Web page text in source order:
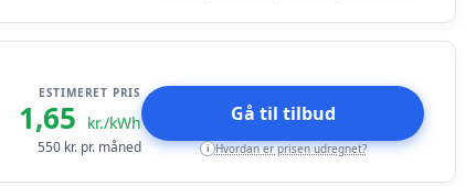
ESTIMERET PRIS
1,65 kr./kWh
550 kr. pr. måned
Gå til tilbud
i Hvordan er prisen udregnet?